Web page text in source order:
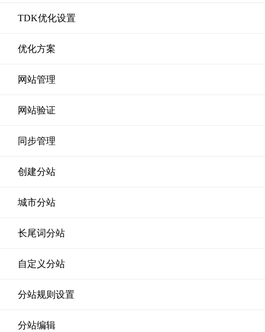
TDK优化设置
优化方案
网站管理
网站验证
同步管理
创建分站
城市分站
长尾词分站
自定义分站
分站规则设置
分站编辑